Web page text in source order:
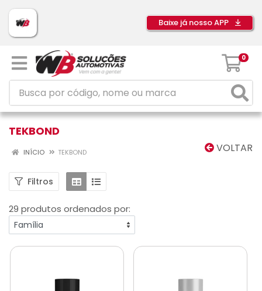
Baixe já nosso APP
0
TEKBOND
VOLTAR
INÍCIO TEKBOND
Filtros
29 produtos ordenados por: